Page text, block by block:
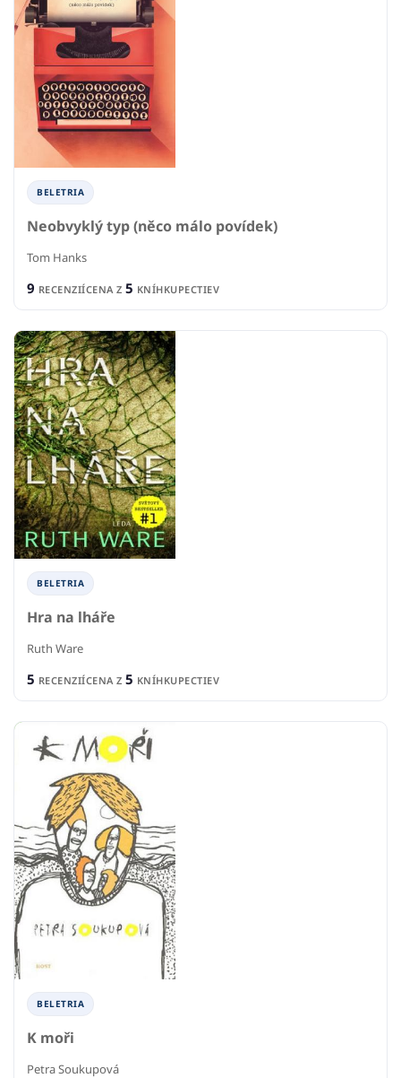
BELETRIA
Neobvyklý typ (něco málo povídek)
Tom Hanks
9 RECENZIÍCENA Z 5 KNÍHKUPECTIEV
BELETRIA
Hra na lháře
Ruth Ware
5 RECENZIÍCENA Z 5 KNÍHKUPECTIEV
BELETRIA
K moři
Petra Soukupová